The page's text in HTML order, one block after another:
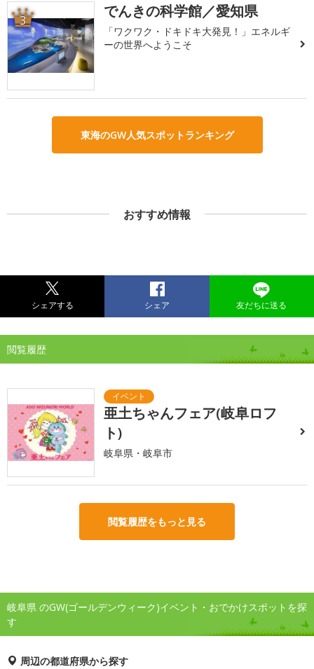
3 でんきの科学館／愛知県
「ワクワク・ドキドキ大発見！」エネルギ
ーの世界へようこそ
東海のGW人気スポットランキング
おすすめ情報
シェアする シェア 友だちに送る
閲覧履歴
亜土ちゃんフェア(岐阜ロフ
ト)
岐阜県・岐阜市
閲覧履歴をもっと見る
岐阜県 のGW(ゴールデンウィーク)イベント・おでかけスポットを探
す
周辺の都道府県から探す